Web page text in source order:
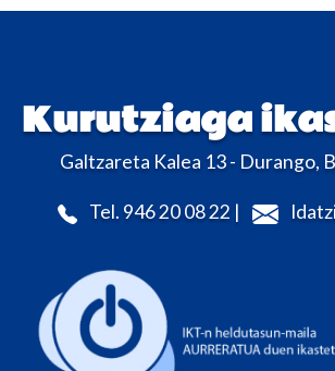
Kurutziaga
Galtzareta Kalea 13 - Durango,
Tel. 946 20 08 22 |